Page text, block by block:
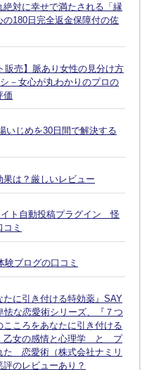
対に幸せで満たされる「縁
180日完全返金保障付の佐
販売】脈あり女性の見分け方
－女心が丸わかりのプロの
価
いじめを30日間で解決する
は？厳しいレビュー
ト自動投稿プラグイン 怪
ミ
験ブログの口コミ
に引き付ける特効薬』SAY
な恋愛術シリーズ、『７つ
ころをあなたに引き付ける
乙女の感情と心理学 と プ
た 恋愛術（株式会社ナミリ
のレビューあり？